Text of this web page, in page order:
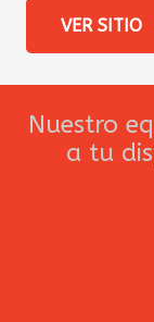
VER SITIO
Nuestro
a tu